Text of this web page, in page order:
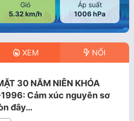
Gió
5.32 km/h
Áp suất
1006 hPa
XEM NỔI
30 NĂM NIÊN KHÓA
Cảm xúc nguyên sơ
đây…